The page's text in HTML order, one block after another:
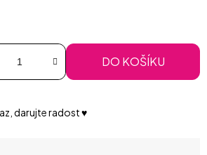
DO KOŠÍKU
darujte radost ♥️